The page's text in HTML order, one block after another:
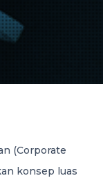
(Corporate
konsep luas